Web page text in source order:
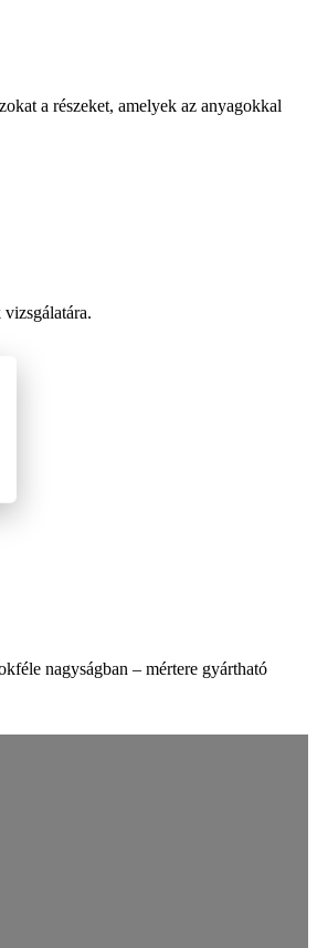
a részeket, amelyek az anyagokkal
nagyságban – mértere gyártható